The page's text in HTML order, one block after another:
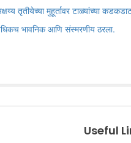
तृतीयेच्या मुहूर्तावर टाळ्यांच्या
भावनिक आणि संस्मरणीय ठरला.
Useful